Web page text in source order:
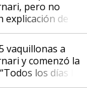
pero no
explicación de
allí
vaquillonas a
y comenzó la
los días le
productor”